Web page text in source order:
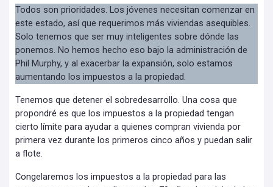
Todos son prioridades. Los jóvenes necesitan comenzar en
este estado, así que requerimos más viviendas asequibles.
Solo tenemos que ser muy inteligentes sobre dónde las
ponemos. No hemos hecho eso bajo la administración de
Phil Murphy, y al exacerbar la expansión, solo estamos
aumentando los impuestos a la propiedad.
Tenemos que detener el sobredesarrollo. Una cosa que
propondré es que los impuestos a la propiedad tengan
cierto límite para ayudar a quienes compran vivienda por
primera vez durante los primeros cinco años y puedan salir
a flote.
Congelaremos los impuestos a la propiedad para las